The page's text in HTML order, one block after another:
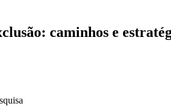
caminhos e